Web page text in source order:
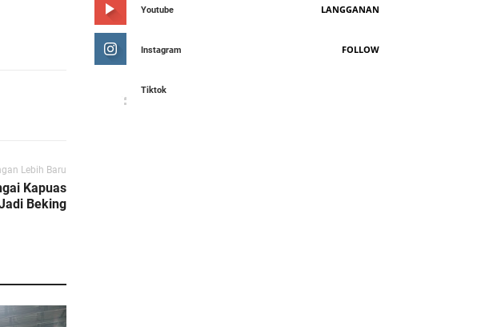
Lebih Baru
Kapuas
Beking
Youtube LANGGANAN
Instagram FOLLOW
Tiktok